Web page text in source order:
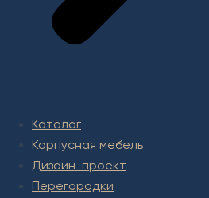
Каталог
Корпусная мебель
Дизайн-проект
Перегородки
В салоне мебели
есть и готовые товары, которые
корпусная мебель на заказ,